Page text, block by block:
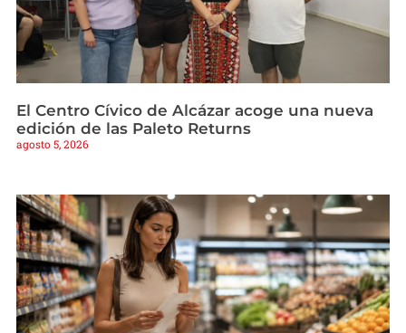
El Centro Cívico de Alcázar acoge una nueva
edición de las Paleto Returns
agosto 5, 2026